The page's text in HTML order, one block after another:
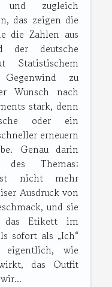
und zugleich
das zeigen die
die Zahlen aus
der deutsche
Statistischem
zu
Wunsch nach
stark, denn
oder ein
erneuern
Genau darin
Themas:
nicht mehr
Ausdruck von
und sie
Etikett im
sofort als „Ich“
eigentlich, wie
das Outfit